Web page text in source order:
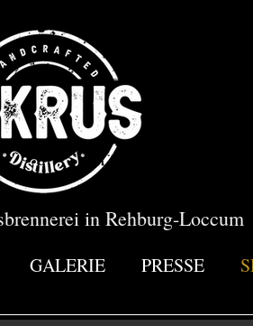
in Rehburg-Loccum
GALERIE PRESSE